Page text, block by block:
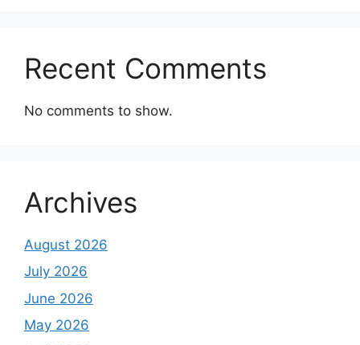
Recent Comments
No comments to show.
Archives
August 2026
July 2026
June 2026
May 2026